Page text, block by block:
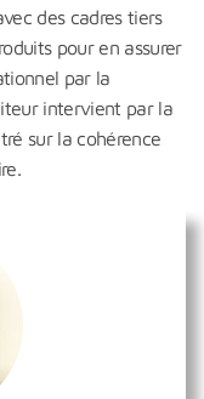
des cadres tiers
pour en assurer
par la
intervient par la
sur la cohérence